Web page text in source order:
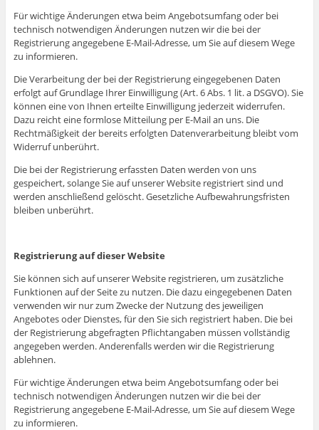
Für wichtige Änderungen etwa beim Angebotsumfang oder bei
technisch notwendigen Änderungen nutzen wir die bei der
Registrierung angegebene E-Mail-Adresse, um Sie auf diesem Wege
zu informieren.
Die Verarbeitung der bei der Registrierung eingegebenen Daten
erfolgt auf Grundlage Ihrer Einwilligung (Art. 6 Abs. 1 lit. a DSGVO). Sie
können eine von Ihnen erteilte Einwilligung jederzeit widerrufen.
Dazu reicht eine formlose Mitteilung per E-Mail an uns. Die
Rechtmäßigkeit der bereits erfolgten Datenverarbeitung bleibt vom
Widerruf unberührt.
Die bei der Registrierung erfassten Daten werden von uns
gespeichert, solange Sie auf unserer Website registriert sind und
werden anschließend gelöscht. Gesetzliche Aufbewahrungsfristen
bleiben unberührt.
Registrierung auf dieser Website
Sie können sich auf unserer Website registrieren, um zusätzliche
Funktionen auf der Seite zu nutzen. Die dazu eingegebenen Daten
verwenden wir nur zum Zwecke der Nutzung des jeweiligen
Angebotes oder Dienstes, für den Sie sich registriert haben. Die bei
der Registrierung abgefragten Pflichtangaben müssen vollständig
angegeben werden. Anderenfalls werden wir die Registrierung
ablehnen.
Für wichtige Änderungen etwa beim Angebotsumfang oder bei
technisch notwendigen Änderungen nutzen wir die bei der
Registrierung angegebene E-Mail-Adresse, um Sie auf diesem Wege
zu informieren.